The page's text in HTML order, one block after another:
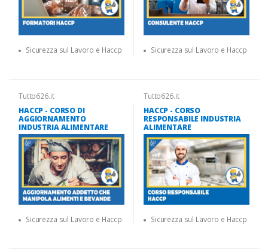
Sicurezza sul Lavoro e Haccp Sicurezza sul Lavoro e Haccp
Tutto626.it
HACCP - CORSO DI
AGGIORNAMENTO
INDUSTRIA ALIMENTARE
Sicurezza sul Lavoro e Haccp
Tutto626.it
HACCP - CORSO
RESPONSABILE INDUSTRIA
ALIMENTARE
Sicurezza sul Lavoro e Haccp